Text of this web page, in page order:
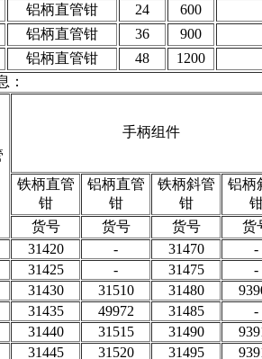
铝柄直管钳 24
600
铝柄直管钳 36
900
铝柄直管钳 48
1200
：
手柄组件
铁柄直管
钳
铝柄直管
钳
铁柄斜管
钳
铝柄
货号
货号 货号
货
31420 - 31470
-
31425 - 31475
-
31430 31510 31480
31435 49972 31485
-
31440 31515 31490
31445 31520 31495